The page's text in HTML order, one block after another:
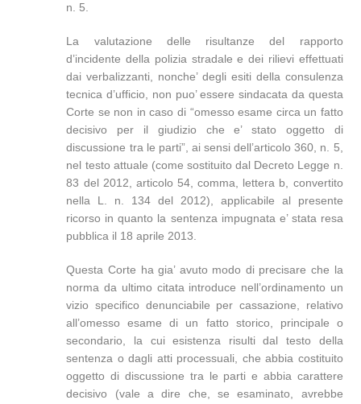
n. 5.
La valutazione delle risultanze del rapporto
d’incidente della polizia stradale e dei rilievi effettuati
dai verbalizzanti, nonche’ degli esiti della consulenza
tecnica d’ufficio, non puo’ essere sindacata da questa
Corte se non in caso di “omesso esame circa un fatto
decisivo per il giudizio che e’ stato oggetto di
discussione tra le parti”, ai sensi dell’articolo 360, n. 5,
nel testo attuale (come sostituito dal Decreto Legge n.
83 del 2012, articolo 54, comma, lettera b, convertito
nella L. n. 134 del 2012), applicabile al presente
ricorso in quanto la sentenza impugnata e’ stata resa
pubblica il 18 aprile 2013.
Questa Corte ha gia’ avuto modo di precisare che la
norma da ultimo citata introduce nell’ordinamento un
vizio specifico denunciabile per cassazione, relativo
all’omesso esame di un fatto storico, principale o
secondario, la cui esistenza risulti dal testo della
sentenza o dagli atti processuali, che abbia costituito
oggetto di discussione tra le parti e abbia carattere
decisivo (vale a dire che, se esaminato, avrebbe